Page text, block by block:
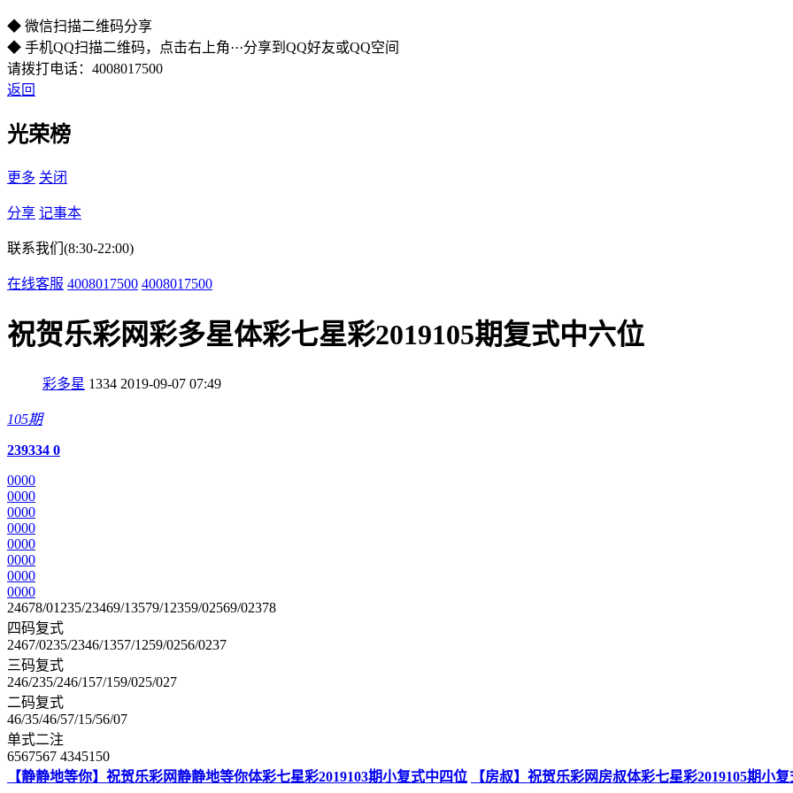
◆ 微信扫描二维码分享
◆ 手机QQ扫描二维码，点击右上角···分享到QQ好友或QQ空间
请拨打电话：4008017500
返回
光荣榜
更多 关闭
分享 记事本
联系我们(8:30-22:00)
在线客服 4008017500 4008017500
祝贺乐彩网彩多星体彩七星彩2019105期复式中六位
彩多星 1334 2019-09-07 07:49
105期
239334 0
0000
0000
0000
0000
0000
0000
0000
0000
24678/01235/23469/13579/12359/02569/02378
四码复式
2467/0235/2346/1357/1259/0256/0237
三码复式
246/235/246/157/159/025/027
二码复式
46/35/46/57/15/56/07
单式二注
6567567 4345150
【静静地等你】祝贺乐彩网静静地等你体彩七星彩2019103期小复式中四位
【房叔】祝贺乐彩网房叔体彩七星彩2019105期小